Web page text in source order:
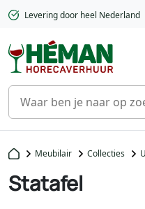
Levering door heel Nederland
Meubilair Collecties
Statafel